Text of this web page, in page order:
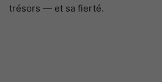
trésors — et sa fierté.